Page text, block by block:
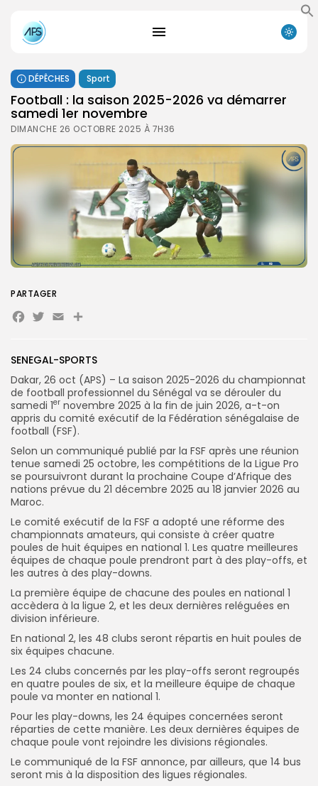
Search
for:
Button
FR
DÉPÊCHES Sport
Football : la saison 2025-2026 va démarrer
samedi 1er novembre
DIMANCHE 26 OCTOBRE 2025 À 7H36
SENEGAL-SPORTS
Dakar, 26 oct (APS) – La saison 2025-2026 du championnat
de football professionnel du Sénégal va se dérouler du
samedi 1er novembre 2025 à la fin de juin 2026, a-t-on
appris du comité exécutif de la Fédération sénégalaise de
football (FSF).
Selon un communiqué publié par la FSF après une réunion
tenue samedi 25 octobre, les compétitions de la Ligue Pro
se poursuivront durant la prochaine Coupe d’Afrique des
nations prévue du 21 décembre 2025 au 18 janvier 2026 au
Maroc.
Le comité exécutif de la FSF a adopté une réforme des
championnats amateurs, qui consiste à créer quatre
poules de huit équipes en national 1. Les quatre meilleures
équipes de chaque poule prendront part à des play-offs, et
les autres à des play-downs.
La première équipe de chacune des poules en national 1
accèdera à la ligue 2, et les deux dernières reléguées en
division inférieure.
En national 2, les 48 clubs seront répartis en huit poules de
six équipes chacune.
Les 24 clubs concernés par les play-offs seront regroupés
en quatre poules de six, et la meilleure équipe de chaque
poule va monter en national 1.
Pour les play-downs, les 24 équipes concernées seront
réparties de cette manière. Les deux dernières équipes de
chaque poule vont rejoindre les divisions régionales.
Le communiqué de la FSF annonce, par ailleurs, que 14 bus
seront mis à la disposition des ligues régionales.
PARTAGER
Facebook
Twitter
EmailPartager